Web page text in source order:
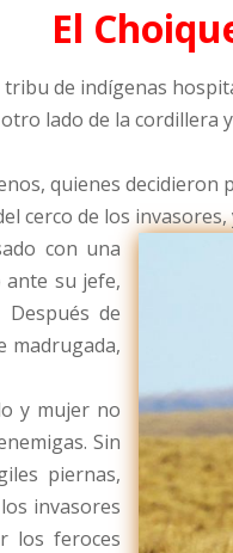
El
de indígenas
lado de la
quienes decidieron
cerco de los
con una
su jefe,
de
madrugada,
y mujer no
Sin
piernas,
invasores
los feroces